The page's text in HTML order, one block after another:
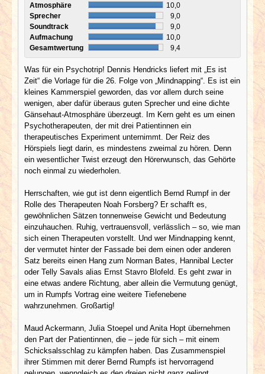
Atmosphäre
10,0
Sprecher
9,0
Soundtrack
9,0
Aufmachung
10,0
Gesamtwertung
9,4
Was für ein Psychotrip! Dennis Hendricks liefert mit „Es ist
Zeit“ die Vorlage für die 26. Folge von „Mindnapping“. Es ist ein
kleines Kammerspiel geworden, das vor allem durch seine
wenigen, aber dafür überaus guten Sprecher und eine dichte
Gänsehaut-Atmosphäre überzeugt. Im Kern geht es um einen
Psychotherapeuten, der mit drei Patientinnen ein
therapeutisches Experiment unternimmt. Der Reiz des
Hörspiels liegt darin, es mindestens zweimal zu hören. Denn
ein wesentlicher Twist erzeugt den Hörerwunsch, das Gehörte
noch einmal zu wiederholen.
Herrschaften, wie gut ist denn eigentlich Bernd Rumpf in der
Rolle des Therapeuten Noah Forsberg? Er schafft es,
gewöhnlichen Sätzen tonnenweise Gewicht und Bedeutung
einzuhauchen. Ruhig, vertrauensvoll, verlässlich – so, wie man
sich einen Therapeuten vorstellt. Und wer Mindnapping kennt,
der vermutet hinter der Fassade bei dem einen oder anderen
Satz bereits einen Hang zum Norman Bates, Hannibal Lecter
oder Telly Savals alias Ernst Stavro Blofeld. Es geht zwar in
eine etwas andere Richtung, aber allein die Vermutung genügt,
um in Rumpfs Vortrag eine weitere Tiefenebene
wahrzunehmen. Großartig!
Maud Ackermann, Julia Stoepel und Anita Hopt übernehmen
den Part der Patientinnen, die – jede für sich – mit einem
Schicksalsschlag zu kämpfen haben. Das Zusammenspiel
ihrer Stimmen mit derer Bernd Rumpfs ist hervorragend